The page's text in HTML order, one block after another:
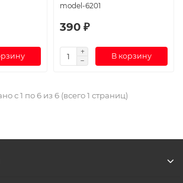
model-6201
390 ₽
В корзину
с 1 по 6 из 6 (всего 1 страниц)